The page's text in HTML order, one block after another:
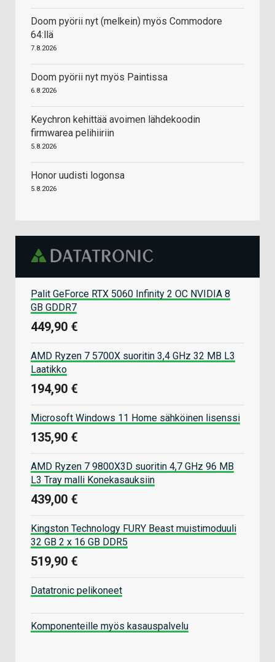
Doom pyörii nyt (melkein) myös Commodore
64:llä
7.8.2026
Doom pyörii nyt myös Paintissa
6.8.2026
Keychron kehittää avoimen lähdekoodin
firmwarea pelihiiriin
5.8.2026
Honor uudisti logonsa
5.8.2026
Palit GeForce RTX 5060 Infinity 2 OC NVIDIA 8
GB GDDR7
449,90 €
AMD Ryzen 7 5700X suoritin 3,4 GHz 32 MB L3
Laatikko
194,90 €
Microsoft Windows 11 Home sähköinen lisenssi
135,90 €
AMD Ryzen 7 9800X3D suoritin 4,7 GHz 96 MB
L3 Tray malli Konekasauksiin
439,00 €
Kingston Technology FURY Beast muistimoduuli
32 GB 2 x 16 GB DDR5
519,90 €
Datatronic pelikoneet
Komponenteille myös kasauspalvelu